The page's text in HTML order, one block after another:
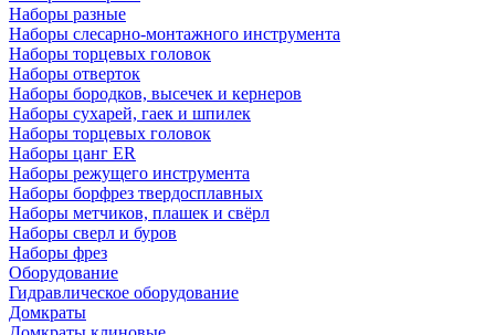
Наборы разные
Наборы слесарно-монтажного инструмента
Наборы торцевых головок
Наборы отверток
Наборы бородков, высечек и кернеров
Наборы сухарей, гаек и шпилек
Наборы торцевых головок
Наборы цанг ER
Наборы режущего инструмента
Наборы борфрез твердосплавных
Наборы метчиков, плашек и свёрл
Наборы сверл и буров
Наборы фрез
Оборудование
Гидравлическое оборудование
Домкраты